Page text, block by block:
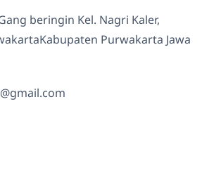
beringin Kel. Nagri Kaler,
Purwakarta Jawa